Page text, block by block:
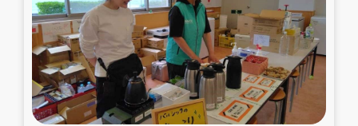
スリランカの南北女性をつなぐサリー・リサイクル・プロ
ジェクト
復興支援事業
民際教育事業